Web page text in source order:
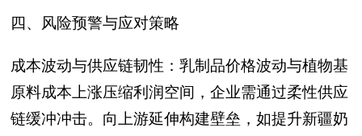
四、风险预警与应对策略
成本波动与供应链韧性：乳制品价格波动与植物基
原料成本上涨压缩利润空间，企业需通过柔性供应
链缓冲冲击。向上游延伸构建壁垒，如提升新疆奶